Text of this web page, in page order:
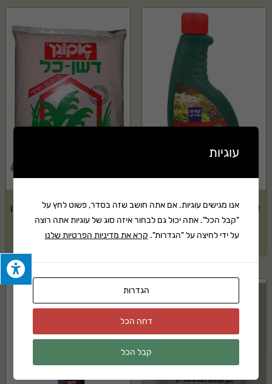
דשן אוניברסלי 750 סמ"ק אקוגן
₪49
דשן כל 20-20-20 2 ק"ג- אקוגן
₪74
עוגיות
אנו מגישים עוגיות. אם אתה חושב שזה בסדר, פשוט לחץ על
"קבל הכל". אתה יכול גם לבחור איזה סוג של עוגיות אתה רוצה
על ידי לחיצה על "הגדרות". קרא את מדיניות הפרטיות שלנו
הגדרות
דחה הכל
קבל הכל